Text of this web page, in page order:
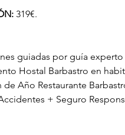
319€.
guiadas por guía experto
Hostal Barbastro en
de Año Restaurante
+ Seguro